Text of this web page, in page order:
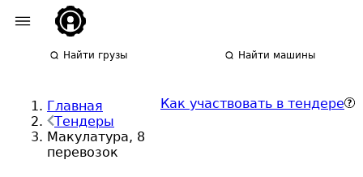
Найти грузы Найти машины
Главная
Тендеры
Макулатура, 8
перевозок
Как участвовать в тендере